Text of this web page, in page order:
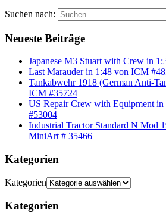
Suchen nach:
Neueste Beiträge
Japanese M3 Stuart with Crew in
Last Marauder in 1:48 von ICM
Tankabwehr 1918 (German Anti-
ICM #35724
US Repair Crew with Equipment
#53004
Industrial Tractor Standard N Mod
MiniArt # 35466
Kategorien
Kategorien
Kategorien